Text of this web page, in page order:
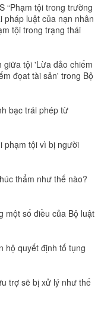
“Phạm tội trong trường
pháp luật của nạn nhân
tội trong trạng thái
giữa tội 'Lừa đảo chiếm
đọat tài sản' trong Bộ
bạc trái phép từ
phạm tội vì bị người
thẩm như thế nào?
một số điều của Bộ luật
hộ quyết định tố tụng
trợ sẽ bị xử lý như thế